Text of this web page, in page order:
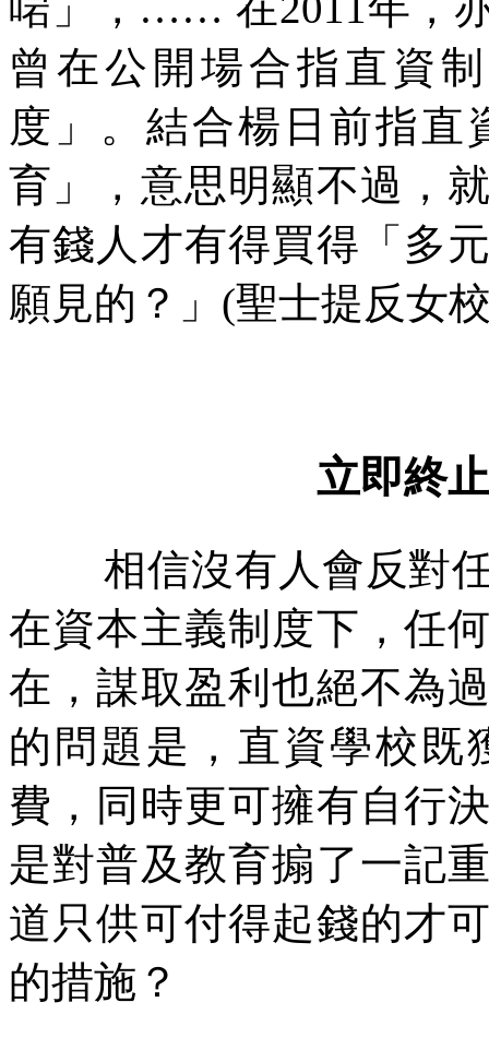
曾在公開場合指直資
度」。結合楊日前指直
育」，意思明顯不過，
有錢人才有得買得「多
願見的？」 (聖士提反女
立即終
相信沒有人會反對
在資本主義制度下，任
在，謀取盈利也絕不為
的問題是，直資學校既
費，同時更可擁有自行
是對普及教育搧了一記
道只供可付得起錢的才
的措施？